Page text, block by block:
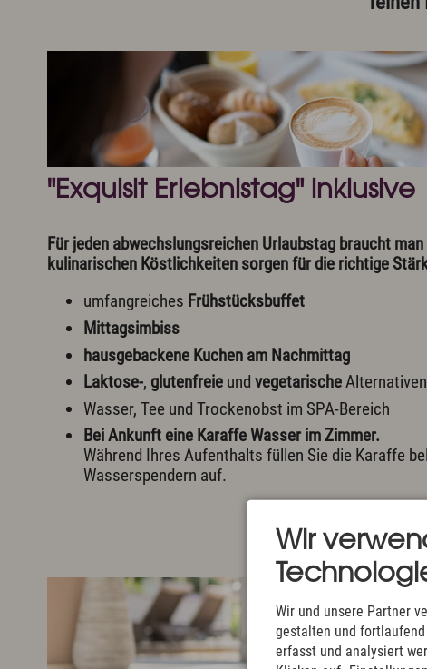
"Exquisit Erlebnistag" inklusive
Für jeden abwechslungsreichen Urlaubstag braucht
kulinarischen Köstlichkeiten sorgen für die richtige
umfangreiches Frühstücksbuffet
Mittagsimbiss
hausgebackene Kuchen am Nachmittag
Laktose-, glutenfreie und vegetarische
Wasser, Tee und Trockenobst im SPA-Bereich
Bei Ankunft eine Karaffe Wasser im Zimmer.
Während Ihres Aufenthalts füllen Sie die Karaffe
Wasserspendern auf.
Wir
Wir und unsere Partner
gestalten und fortlaufend
erfasst und analysiert